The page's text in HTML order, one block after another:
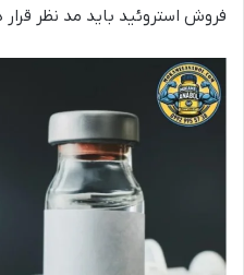
فروش استروئید باید مد نظر